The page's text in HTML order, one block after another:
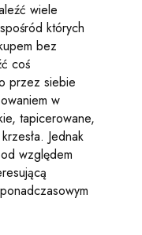
wiele
których
bez
coś
przez siebie
w
tapicerowane,
Jednak
względem